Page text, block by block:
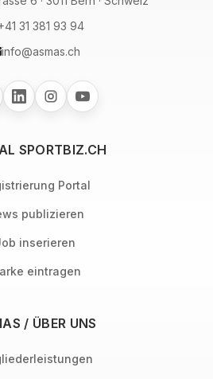
31 381 93 94
info@asmas.ch
SPORTBIZ.CH
Portal
publizieren
inserieren
eintragen
/ ÜBER UNS